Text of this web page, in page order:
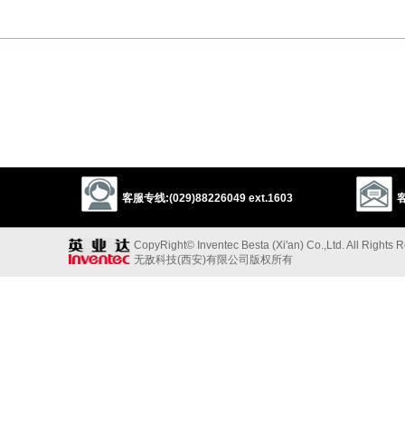
客服专线:(029)88226049 ext.1603
CopyRight© Inventec Besta (Xi'an) Co.,Ltd. All Rights
无敌科技(西安)有限公司版权所有